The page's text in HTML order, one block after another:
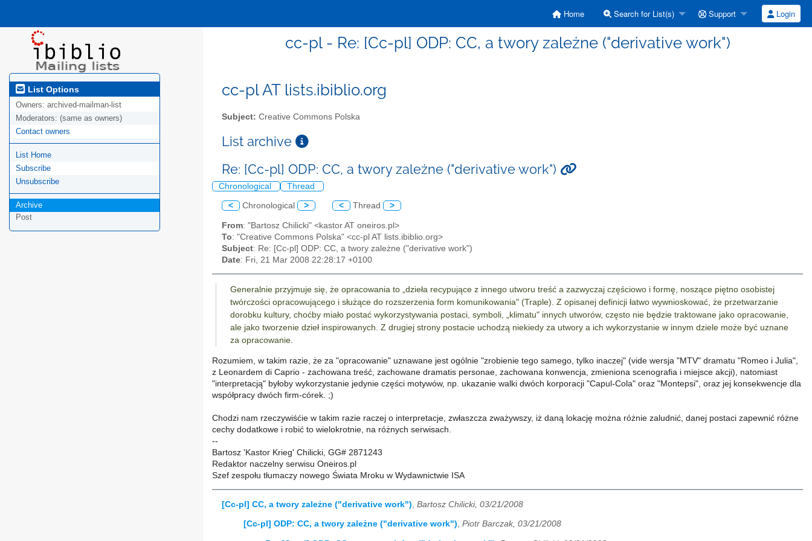
Home Search for List(s) Support Login
cc-pl - Re: [Cc-pl] ODP: CC, a twory zależne ("derivative work")
List Options
Owners: archived-mailman-list
Moderators: (same as owners)
Contact owners
List Home
Subscribe
Unsubscribe
Archive
Post
cc-pl AT lists.ibiblio.org
Subject: Creative Commons Polska
List archive
Re: [Cc-pl] ODP: CC, a twory zależne ("derivative work")
Chronological Thread
< Chronological > < Thread >
From: "Bartosz Chilicki" <kastor AT oneiros.pl>
To: "Creative Commons Polska" <cc-pl AT lists.ibiblio.org>
Subject: Re: [Cc-pl] ODP: CC, a twory zależne ("derivative work")
Date: Fri, 21 Mar 2008 22:28:17 +0100
Generalnie przyjmuje się, że opracowania to „dzieła recypujące z innego utworu treść a zazwyczaj częściowo i formę, noszące piętno osobistej
twórczości opracowującego i służące do rozszerzenia form komunikowania" (Traple). Z opisanej definicji łatwo wywnioskować, że przetwarzanie
dorobku kultury, choćby miało postać wykorzystywania postaci, symboli, „klimatu" innych utworów, często nie będzie traktowane jako opracowanie,
ale jako tworzenie dzieł inspirowanych. Z drugiej strony postacie uchodzą niekiedy za utwory a ich wykorzystanie w innym dziele może być uznane
za opracowanie.
Rozumiem, w takim razie, że za "opracowanie" uznawane jest ogólnie "zrobienie tego samego, tylko inaczej" (vide wersja "MTV" dramatu "Romeo i Julia",
z Leonardem di Caprio - zachowana treść, zachowane dramatis personae, zachowana konwencja, zmieniona scenografia i miejsce akcji), natomiast
"interpretacją" byłoby wykorzystanie jedynie części motywów, np. ukazanie walki dwóch korporacji "Capul-Cola" oraz "Montepsi", oraz jej konsekwencje dla
współpracy dwóch firm-córek. ;)
Chodzi nam rzeczywiśćie w takim razie raczej o interpretacje, zwłaszcza zważywszy, iż daną lokację można różnie zaludnić, danej postaci zapewnić różne
cechy dodatkowe i robić to wielokrotnie, na różnych serwisach.
--
Bartosz 'Kastor Krieg' Chilicki, GG# 2871243
Redaktor naczelny serwisu Oneiros.pl
Szef zespołu tłumaczy nowego Świata Mroku w Wydawnictwie ISA
[Cc-pl] CC, a twory zależne ("derivative work") Bartosz Chilicki, 03/21/2008
[Cc-pl] ODP: CC, a twory zależne ("derivative work"), Piotr Barczak, 03/21/2008